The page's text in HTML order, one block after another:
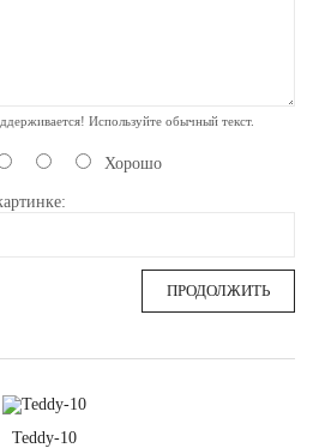
Используйте обычный текст.
Хорошо
ПРОДОЛЖИТЬ
Teddy-10